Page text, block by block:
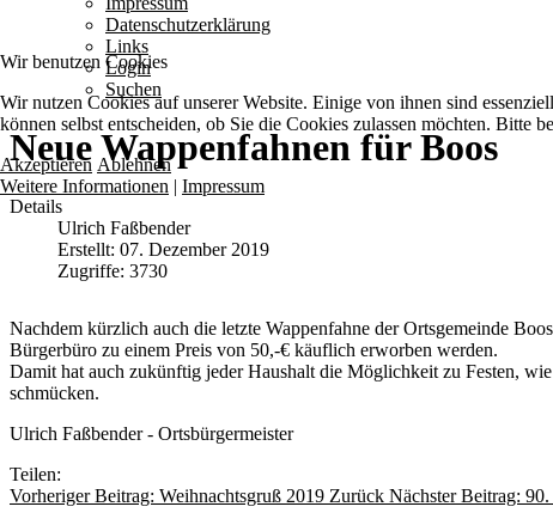
Datenschutzerklärung
Links
Login
Suchen
Neue Wappenfahnen für Boos
Details
Ulrich Faßbender
Erstellt: 07. Dezember 2019
Zugriffe: 3730
Nachdem kürzlich auch die letzte Wappenfahne der Ortsgemeinde
Bürgerbüro zu einem Preis von 50,-€ käuflich erworben werden.
Damit hat auch zukünftig jeder Haushalt die Möglichkeit zu Festen,
schmücken.
Ulrich Faßbender - Ortsbürgermeister
Teilen:
Vorheriger Beitrag: Weihnachtsgruß 2019 Zurück Nächster Beitrag:
Wir benutzen Cookies
Wir nutzen Cookies auf unserer Website. Einige von ihnen sind
können selbst entscheiden, ob Sie die Cookies zulassen möchten. Bitte
Akzeptieren Ablehnen
Weitere Informationen | Impressum